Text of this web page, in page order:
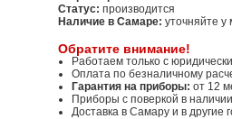
Статус: производится
Наличие в Самаре: уточняйте
Обратите внимание!
Работаем только с
Оплата по безналичному
Гарантия на приборы: от 12
Приборы с поверкой в наличии
Доставка в Самару и в другие